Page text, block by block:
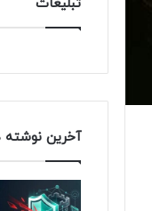
تبلیغات
آخرین نوشته